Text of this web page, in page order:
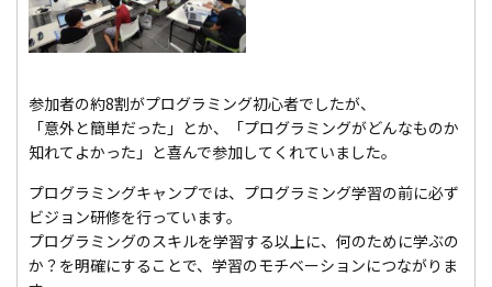
参加者の約8割がプログラミング初心者でしたが、
「意外と簡単だった」とか、「プログラミングがどんなものか
知れてよかった」と喜んで参加してくれていました。
プログラミングキャンプでは、プログラミング学習の前に必ず
ビジョン研修を行っています。
プログラミングのスキルを学習する以上に、何のために学ぶの
か？を明確にすることで、学習のモチベーションにつながりま